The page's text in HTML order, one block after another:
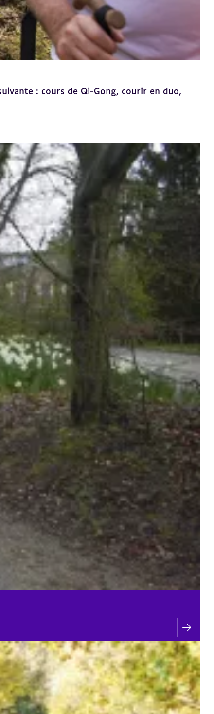
: cours de Qi-Gong, courir en duo,